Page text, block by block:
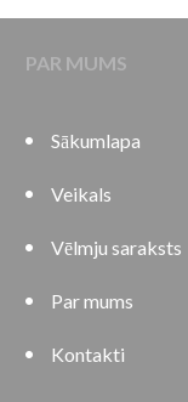
PAR MUMS
Sākumlapa
Veikals
Vēlmju saraksts
Par mums
Kontakti